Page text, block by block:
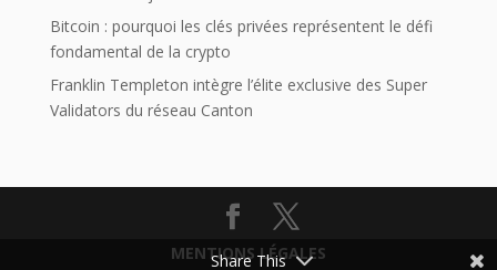
Bitcoin : pourquoi les clés privées représentent le défi
fondamental de la crypto
Franklin Templeton intègre l’élite exclusive des Super
Validators du réseau Canton
MENTIONS LÉGALES
Share This